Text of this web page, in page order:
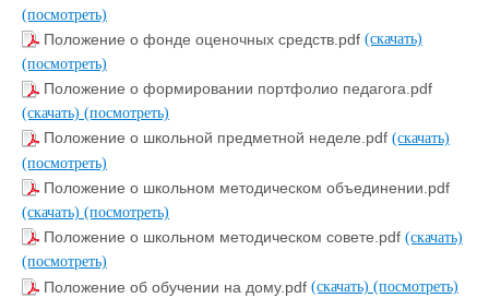
(посмотреть)
Положение о фонде оценочных средств.pdf (скачать)
(посмотреть)
Положение о формировании портфолио педагога.pdf
(скачать) (посмотреть)
Положение о школьной предметной неделе.pdf (скачать)
(посмотреть)
Положение о школьном методическом объединении.pdf
(скачать) (посмотреть)
Положение о школьном методическом совете.pdf (скачать)
(посмотреть)
Положение об обучении на дому.pdf (скачать) (посмотреть)